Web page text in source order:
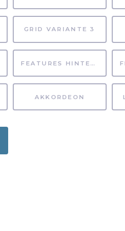
GRID VARIANTE 3
FEATURES HINTERGRUND
AKKORDEON